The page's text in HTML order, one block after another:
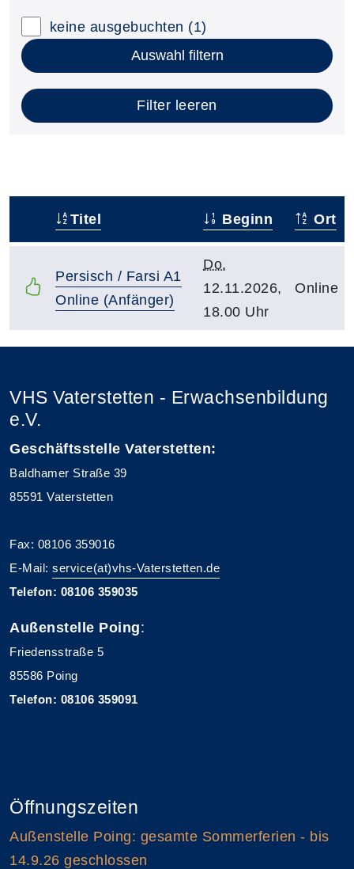
keine ausgebuchten (1)
Auswahl filtern
Filter leeren
Titel Beginn Ort
Persisch / Farsi A1
Online (Anfänger)
Do.
12.11.2026,
18.00 Uhr
Online
VHS Vaterstetten - Erwachsenbildung
e.V.
Geschäftsstelle Vaterstetten:
Baldhamer Straße 39
85591 Vaterstetten
Fax: 08106 359016
E-Mail: service(at)vhs-Vaterstetten.de
Telefon: 08106 359035
Außenstelle Poing:
Friedensstraße 5
85586 Poing
Telefon: 08106 359091
Öffnungszeiten
Außenstelle Poing: gesamte Sommerferien - bis
14.9.26 geschlossen